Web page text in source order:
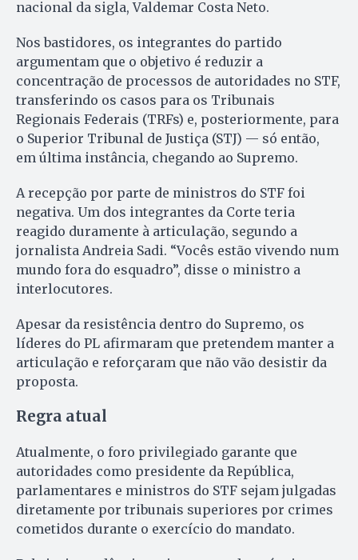
nacional da sigla, Valdemar Costa Neto.
Nos bastidores, os integrantes do partido
argumentam que o objetivo é reduzir a
concentração de processos de autoridades no STF,
transferindo os casos para os Tribunais
Regionais Federais (TRFs) e, posteriormente, para
o Superior Tribunal de Justiça (STJ) — só então,
em última instância, chegando ao Supremo.
A recepção por parte de ministros do STF foi
negativa. Um dos integrantes da Corte teria
reagido duramente à articulação, segundo a
jornalista Andreia Sadi. “Vocês estão vivendo num
mundo fora do esquadro”, disse o ministro a
interlocutores.
Apesar da resistência dentro do Supremo, os
líderes do PL afirmaram que pretendem manter a
articulação e reforçaram que não vão desistir da
proposta.
Regra atual
Atualmente, o foro privilegiado garante que
autoridades como presidente da República,
parlamentares e ministros do STF sejam julgadas
diretamente por tribunais superiores por crimes
cometidos durante o exercício do mandato.